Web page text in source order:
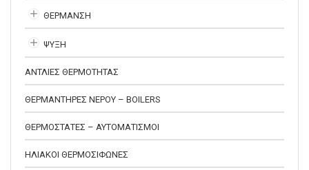
ΘΕΡΜΑΝΣΗ
ΨΥΞΗ
ΑΝΤΛΙΕΣ ΘΕΡΜΟΤΗΤΑΣ
ΘΕΡΜΑΝΤΗΡΕΣ ΝΕΡΟΥ – BOILERS
ΘΕΡΜΟΣΤΑΤΕΣ – ΑΥΤΟΜΑΤΙΣΜΟΙ
ΗΛΙΑΚΟΙ ΘΕΡΜΟΣΙΦΩΝΕΣ